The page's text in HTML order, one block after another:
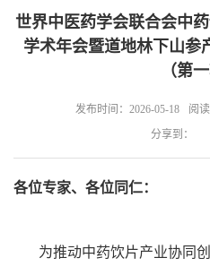
世界中医药学会联合会中
学术年会暨道地林下山参
（第
发布时间：2026-05-18 阅
分享到：
各位专家、各位同仁：
为推动中药饮片产业协同创